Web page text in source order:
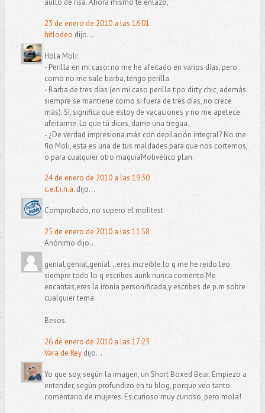
23 de enero de 2010 a las 16:01
hitlodeo dijo...
Hola Moli:
- Perilla en mi caso: no me he afeitado en varios días, pero
como no me sale barba, tengo perilla.
- Barba de tres días (en mi caso perilla tipo dirty chic, además
siempre se mantiene como si fuera de tres días, no crece
más). Sí, significa que estoy de vacaciones y no me apetece
afeitarme. Lo que tú dices, dame una tregua.
- ¿De verdad impresiona más con depilación integral? No me
fio Moli, esta es una de tus maldades para que nos cortemos,
o para cualquier otro maquiaMolivélico plan.
24 de enero de 2010 a las 19:30
c.e.t.i.n.a.dijo...
Comprobado, no supero el molitest
25 de enero de 2010 a las 11:58
Anónimo dijo...
genial,genial,genial...eres increible.lo q me he reido.leo
siempre todo lo q escribes aunk nunca comento.Me
encantas,eres la ironía personificada,y escribes de p.m sobre
cualquier tema.
Besos.
26 de enero de 2010 a las 17:23
Vara de Reydijo...
Yo que soy, según la imagen, un Short Boxed Bear. Empiezo a
entender, según profundizo en tu blog, porque veo tanto
comentario de mujeres. Es curioso muy curioso, pero mola!